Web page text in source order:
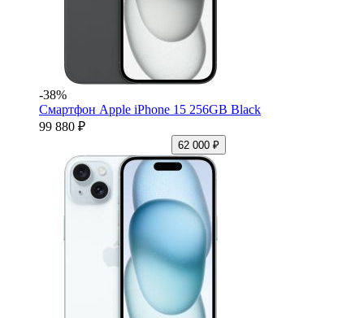
-38%
Смартфон Apple iPhone 15 256GB Black
99 880 ₽
62 000 ₽